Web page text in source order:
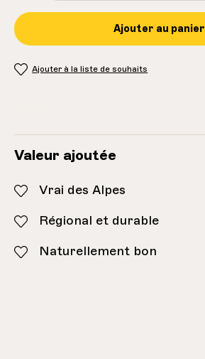
Ajouter au panier
Ajouter à la liste de souhaits
Valeur ajoutée
Vrai des Alpes
Régional et durable
Naturellement bon